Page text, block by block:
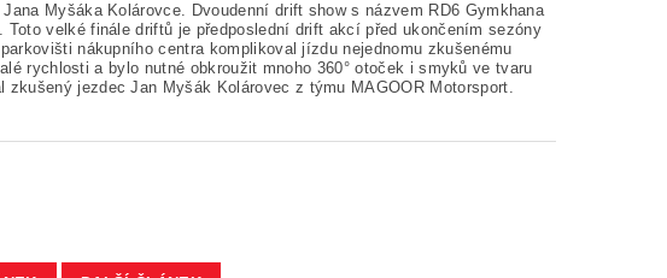
Myšáka Kolárovce. Dvoudenní drift show s názvem RD6 Gymkhana
velké finále driftů je předposlední drift akcí před ukončením sezóny
nákupního centra komplikoval jízdu nejednomu zkušenému
rychlosti a bylo nutné obkroužit mnoho 360° otoček i smyků ve tvaru
jezdec Jan Myšák Kolárovec z týmu MAGOOR Motorsport.